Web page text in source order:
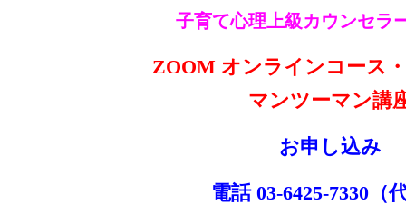
子育て心理上級カウンセラ
ZOOM オンラインコース
マンツーマン講
お申し込み
電話 03-6425-7330（